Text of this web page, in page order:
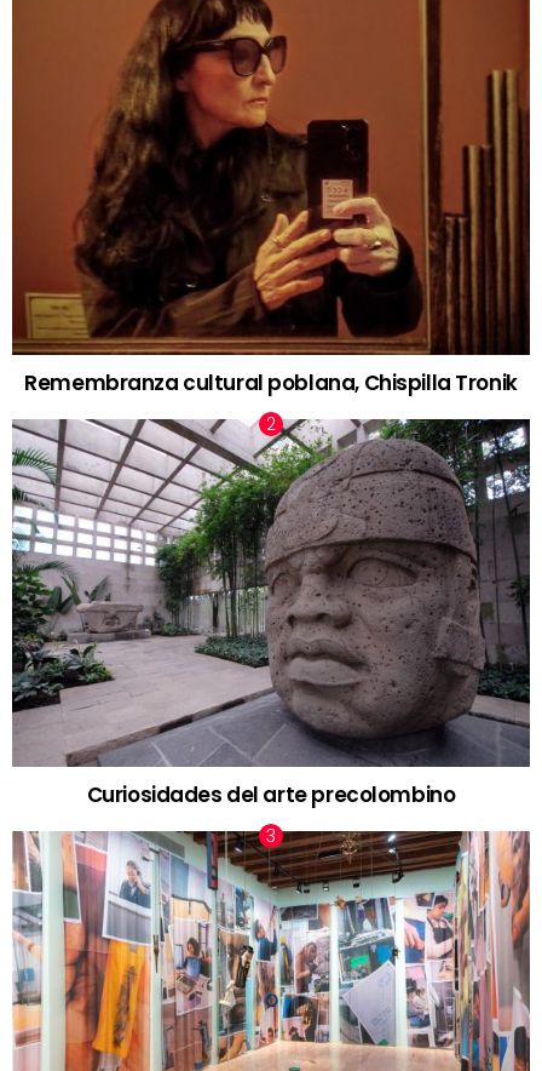
Remembranza cultural poblana, Chispilla Tronik
Curiosidades del arte precolombino